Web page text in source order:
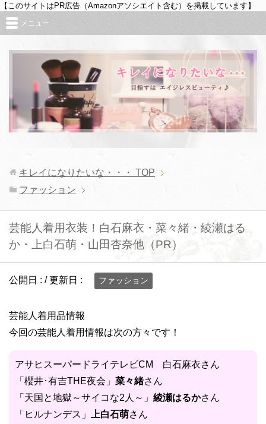
【このサイトはPR広告（Amazonアソシエイト含む）を掲載しています】
メニュー
キレイになりたいな・・・ TOP
ファッション
芸能人着用衣装！白石麻衣・菜々緒・綾瀬はる
か・上白石萌・山田杏奈他（PR）
公開日 : / 更新日 : ファッション
芸能人着用品情報
今回の芸能人着用情報は次の方々です！
アサヒスーパードライテレビCM 白石麻衣さん
「櫻井･有吉THE夜会」 菜々緒さん
「天国と地獄～サイコな2人～」 綾瀬はるかさん
「ヒルナンデス」
上白石萌さん